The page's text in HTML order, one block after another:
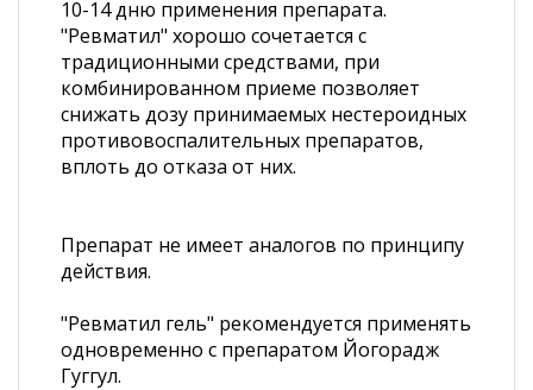
10-14 дню применения препарата.
"Ревматил" хорошо сочетается с
традиционными средствами, при
комбинированном приеме позволяет
снижать дозу принимаемых нестероидных
противовоспалительных препаратов,
вплоть до отказа от них.
Препарат не имеет аналогов по принципу
действия.
"Ревматил гель" рекомендуется применять
одновременно с препаратом Йогорадж
Гуггул.